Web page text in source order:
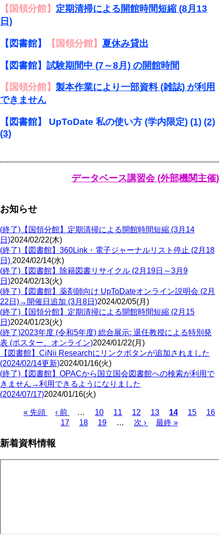
【国領分館】 定期清掃による開館時間短縮 (8月13
日)
【図書館】 【国領分館】 夏休み貸出
【図書館】 試験期間中 (7～8月) の開館時間
【国領分館】 製本作業により一部資料 (雑誌) が利用
できません
【図書館】 UpToDate 私の使い方 (学内限定) (1) (2)
(3)
データベース講習会 (外部機関主催)
お知らせ
(終了)【国領分館】定期清掃による開館時間短縮 (3月14
日)2024/02/22(木)
(終了)【図書館】360Link・電子ジャーナルリスト停止 (2月18
日) 2024/02/14(水)
(終了)【図書館】除籍図書リサイクル (2月19日～3月9
日)2024/02/13(火)
(終了)【図書館】薬剤師向け UpToDateオンライン説明会 (2月
22日)→開催日追加 (3月8日)2024/02/05(月)
(終了)【国領分館】定期清掃による開館時間短縮 (2月15
日)2024/01/23(火)
(終了)2023年度 (令和5年度) 総合展示: 退任教授による特別発
表 (ポスター、オンライン)2024/01/22(月)
【図書館】CiNii Researchにリンクボタンが追加されました
(2024/02/14更新)2024/01/16(火)
(終了)【図書館】OPACから国立国会図書館への検索が利用で
きません→利用できるようになりました
(2024/07/17)2024/01/16(火)
ジ
先
ー
« 先頭
前
ペ
‹ 前 … Page
10 Page
11 Page
12 Page
13
カ
レ
14 Page
15
16
Page
17 Page
18 Page
19 …
次
次 ›
最
最終 »
新着資料情報